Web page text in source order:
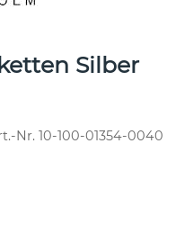
Silber
Nr. 10-100-01354-0040